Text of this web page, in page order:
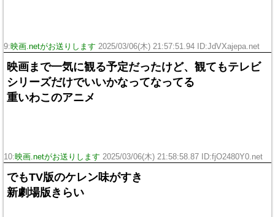
9:映画.netがお送りします 2025/03/06(木) 21:57:51.94 ID:JdVXajepa.net
映画まで一気に観る予定だったけど、観てもテレビ
シリーズだけでいいかなってなってる
重いわこのアニメ
10:映画.netがお送りします 2025/03/06(木) 21:58:58.87 ID:fjO2480Y0.net
でもTV版のケレン味がすき
新劇場版きらい